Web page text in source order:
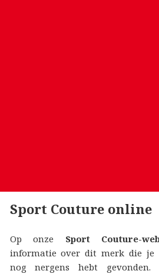
Sport Couture online
Op onze Sport Couture-
informatie over dit merk die je
nog nergens hebt